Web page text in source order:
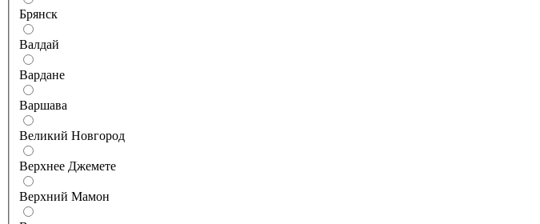
Брянск
Валдай
Вардане
Варшава
Великий Новгород
Верхнее Джемете
Верхний Мамон